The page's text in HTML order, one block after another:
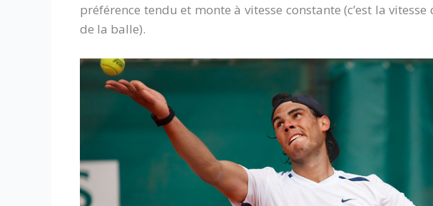
préférence tendu et monte à vitesse constante (c’est la
de la balle).